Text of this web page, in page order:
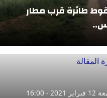
طائرة قرب مطار
- 16:00